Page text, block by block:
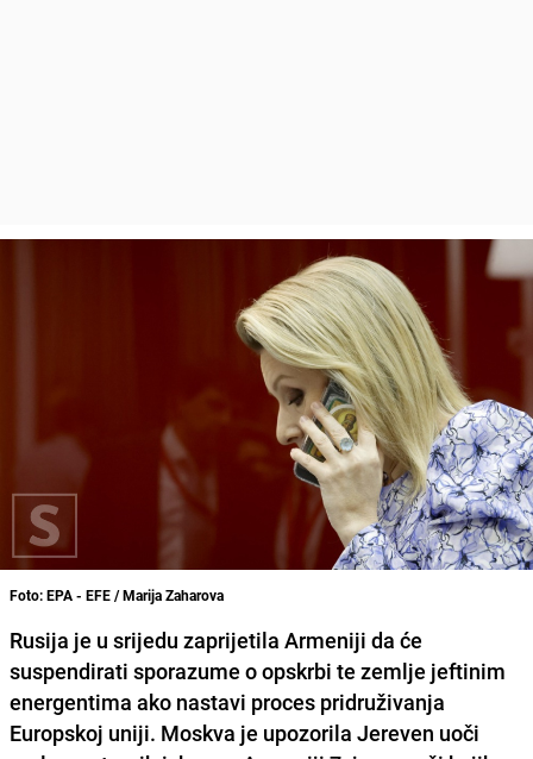
Foto: EPA - EFE / Marija Zaharova
Rusija je u srijedu zaprijetila Armeniji da će
suspendirati sporazume o opskrbi te zemlje jeftinim
energentima ako nastavi proces pridruživanja
Europskoj uniji. Moskva je upozorila Jereven uoči